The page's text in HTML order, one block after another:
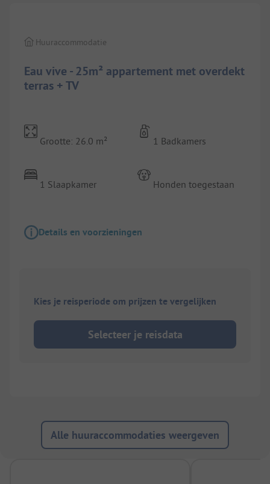
Eau vive - 25m² appartement met overdekt
terras + TV
Huuraccommodatie
Grootte: 26.0 m²
1 Slaapkamer
1 Badkamers
Honden toegestaan
Details en voorzieningen
Kies je reisperiode om prijzen te vergelijken
Selecteer je reisdata
Alle huuraccommodaties weergeven